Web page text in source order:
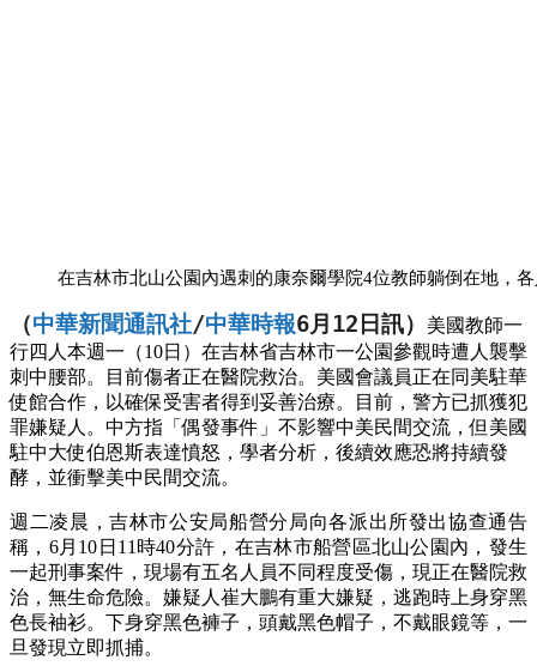
在吉林市北山公園內遇刺的康奈爾學院4位教師躺倒在地，
（中華新聞通訊社/中華時報6月12 日訊）
美國教師一
行四人本週一（10日）在吉林省吉林市一公園參觀時遭人襲擊
刺中腰部。目前傷者正在醫院救治。美國會議員正在同美駐華
使館合作，以確保受害者得到妥善治療。目前，警方已抓獲犯
罪嫌疑人。中方指「偶發事件」不影響中美民間交流，但美國
駐中大使伯恩斯表達憤怒，學者分析，後續效應恐將持續發
酵，並衝擊美中民間交流。
週二凌晨，吉林市公安局船營分局向各派出所發出協查通告
稱，6月10日11時40分許，在吉林市船營區北山公園內，發生
一起刑事案件，現場有五名人員不同程度受傷，現正在醫院救
治，無生命危險。嫌疑人崔大鵬有重大嫌疑，逃跑時上身穿黑
色長袖衫。下身穿黑色褲子，頭戴黑色帽子，不戴眼鏡等，一
旦發現立即抓捕。